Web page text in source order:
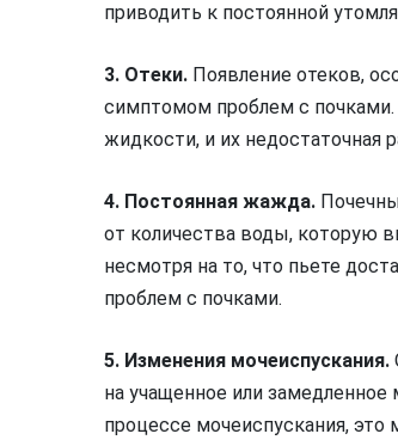
приводить к постоянной
3. Отеки. Появление отеков,
симптомом проблем с
жидкости, и их недостаточная
4. Постоянная жажда.
от количества воды, которую
несмотря на то, что пьете
проблем с почками.
5. Изменения мочеиспускания.
на учащенное или
процессе мочеиспускания,